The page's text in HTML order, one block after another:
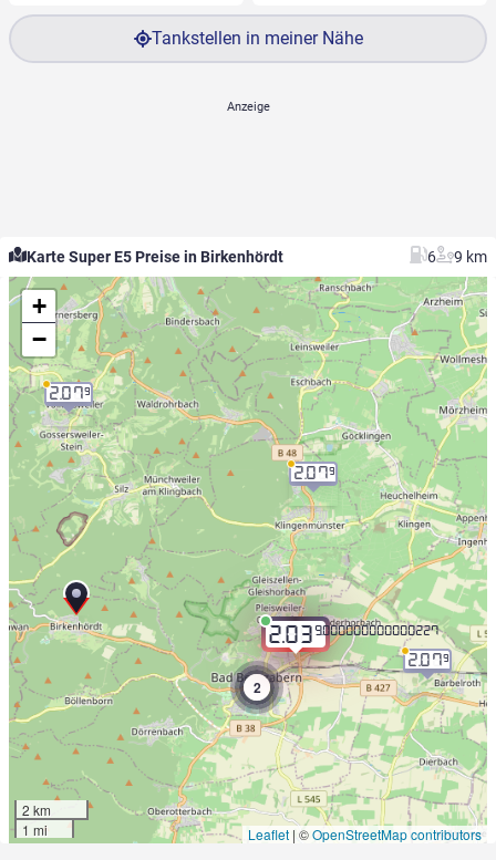
Tankstellen in meiner Nähe
Karte Super E5 Preise in Birkenhördt 6 9 km
2.039.000000000000227
2.079
2.079
2.079
2
+
−
2 km
1 mi
Leaflet | ©OpenStreetMap contributors